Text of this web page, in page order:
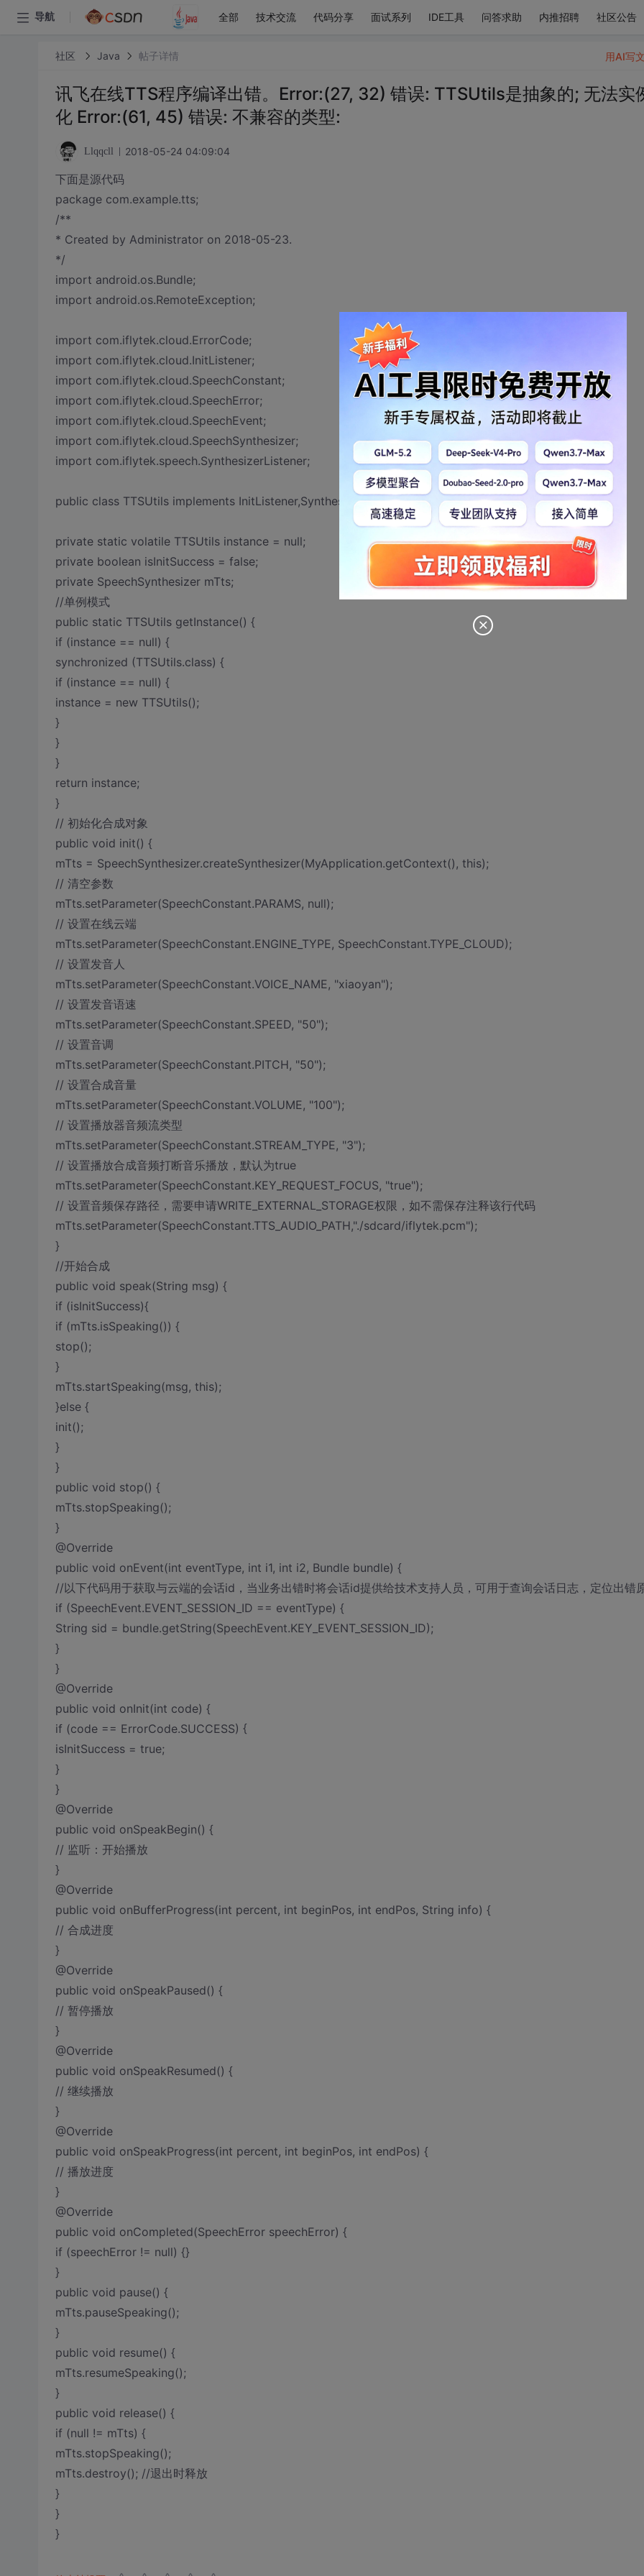
导航 全部 技术交流 代码分享 面试系列 IDE工具 问答求助 内推招聘 社区公告
社区 Java 帖子详情
讯飞在线TTS程序编译出错。Error:(27, 32) 错误: TTSUtils是抽象的; 无法实
化 Error:(61, 45) 错误: 不兼容的类型:
Llqqcll 2018-05-24 04:09:04
下面是源代码
package com.example.tts;
/**
* Created by Administrator on 2018-05-23.
*/
import android.os.Bundle;
import android.os.RemoteException;
import com.iflytek.cloud.ErrorCode;
import com.iflytek.cloud.InitListener;
import com.iflytek.cloud.SpeechConstant;
import com.iflytek.cloud.SpeechError;
import com.iflytek.cloud.SpeechEvent;
import com.iflytek.cloud.SpeechSynthesizer;
import com.iflytek.speech.SynthesizerListener;
public class TTSUtils implements InitListener,SynthesizerListener {
private static volatile TTSUtils instance = null;
private boolean isInitSuccess = false;
private SpeechSynthesizer mTts;
//单例模式
public static TTSUtils getInstance() {
if (instance == null) {
synchronized (TTSUtils.class) {
if (instance == null) {
instance = new TTSUtils();
}
}
}
return instance;
}
// 初始化合成对象
public void init() {
mTts = SpeechSynthesizer.createSynthesizer(MyApplication.getContext(), this);
// 清空参数
mTts.setParameter(SpeechConstant.PARAMS, null);
// 设置在线云端
mTts.setParameter(SpeechConstant.ENGINE_TYPE, SpeechConstant.TYPE_CLOUD);
// 设置发音人
mTts.setParameter(SpeechConstant.VOICE_NAME, "xiaoyan");
// 设置发音语速
mTts.setParameter(SpeechConstant.SPEED, "50");
// 设置音调
mTts.setParameter(SpeechConstant.PITCH, "50");
// 设置合成音量
mTts.setParameter(SpeechConstant.VOLUME, "100");
// 设置播放器音频流类型
mTts.setParameter(SpeechConstant.STREAM_TYPE, "3");
// 设置播放合成音频打断音乐播放，默认为true
mTts.setParameter(SpeechConstant.KEY_REQUEST_FOCUS, "true");
// 设置音频保存路径，需要申请WRITE_EXTERNAL_STORAGE权限，如不需保存注释该行代码
mTts.setParameter(SpeechConstant.TTS_AUDIO_PATH,"./sdcard/iflytek.pcm");
}
//开始合成
public void speak(String msg) {
if (isInitSuccess){
if (mTts.isSpeaking()) {
stop();
}
mTts.startSpeaking(msg, this);
}else {
init();
}
}
public void stop() {
mTts.stopSpeaking();
}
@Override
public void onEvent(int eventType, int i1, int i2, Bundle bundle) {
//以下代码用于获取与云端的会话id，当业务出错时将会话id提供给技术支持人员，可用于查询会话日志，定位出错
if (SpeechEvent.EVENT_SESSION_ID == eventType) {
String sid = bundle.getString(SpeechEvent.KEY_EVENT_SESSION_ID);
}
}
@Override
public void onInit(int code) {
if (code == ErrorCode.SUCCESS) {
isInitSuccess = true;
}
}
@Override
public void onSpeakBegin() {
// 监听：开始播放
}
@Override
public void onBufferProgress(int percent, int beginPos, int endPos, String info) {
// 合成进度
}
@Override
public void onSpeakPaused() {
// 暂停播放
}
@Override
public void onSpeakResumed() {
// 继续播放
}
@Override
public void onSpeakProgress(int percent, int beginPos, int endPos) {
// 播放进度
}
@Override
public void onCompleted(SpeechError speechError) {
if (speechError != null) {}
}
public void pause() {
mTts.pauseSpeaking();
}
public void resume() {
mTts.resumeSpeaking();
}
public void release() {
if (null != mTts) {
mTts.stopSpeaking();
mTts.destroy(); //退出时释放
}
}
}
用AI写